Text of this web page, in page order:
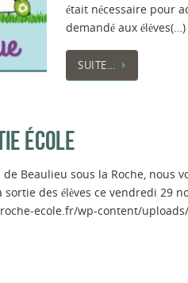
était nécessaire pour
demandé aux élèves(…)
SUITE…
ÉCOLE
de Beaulieu sous la Roche,
des élèves ce vendredi 29
ecole.fr/wp-content/